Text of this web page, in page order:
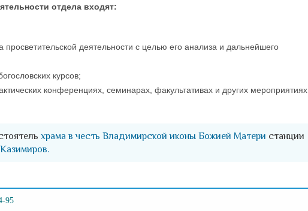
отдела входят:
деятельности с целью его анализа и дальнейшего
курсов;
конференциях, семинарах, факультативах и других мероприятиях.
храма в честь Владимирской иконы Божией Матери станции
95